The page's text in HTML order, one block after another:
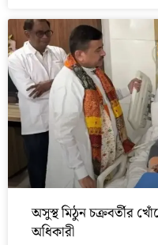
অসুস্থ মিঠুন চক্রবর্তীর
অধিকারী